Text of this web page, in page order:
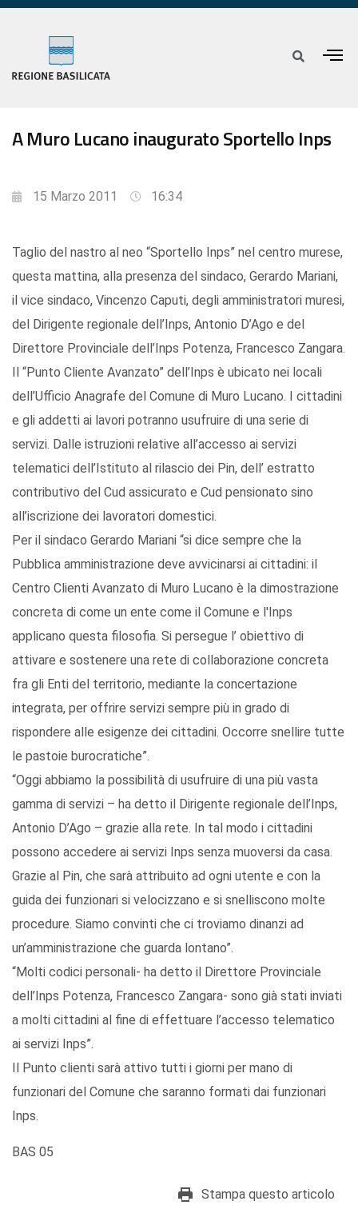
A Muro Lucano inaugurato Sportello Inps
15 Marzo 2011 16:34
Taglio del nastro al neo “Sportello Inps” nel centro murese,
questa mattina, alla presenza del sindaco, Gerardo Mariani,
il vice sindaco, Vincenzo Caputi, degli amministratori muresi,
del Dirigente regionale dell’Inps, Antonio D’Ago e del
Direttore Provinciale dell’Inps Potenza, Francesco Zangara.
Il “Punto Cliente Avanzato” dell’Inps è ubicato nei locali
dell’Ufficio Anagrafe del Comune di Muro Lucano. I cittadini
e gli addetti ai lavori potranno usufruire di una serie di
servizi. Dalle istruzioni relative all’accesso ai servizi
telematici dell’Istituto al rilascio dei Pin, dell’ estratto
contributivo del Cud assicurato e Cud pensionato sino
all’iscrizione dei lavoratori domestici.
Per il sindaco Gerardo Mariani “si dice sempre che la
Pubblica amministrazione deve avvicinarsi ai cittadini: il
Centro Clienti Avanzato di Muro Lucano è la dimostrazione
concreta di come un ente come il Comune e l'Inps
applicano questa filosofia. Si persegue l’ obiettivo di
attivare e sostenere una rete di collaborazione concreta
fra gli Enti del territorio, mediante la concertazione
integrata, per offrire servizi sempre più in grado di
rispondere alle esigenze dei cittadini. Occorre snellire tutte
le pastoie burocratiche”.
“Oggi abbiamo la possibilità di usufruire di una più vasta
gamma di servizi – ha detto il Dirigente regionale dell’Inps,
Antonio D’Ago – grazie alla rete. In tal modo i cittadini
possono accedere ai servizi Inps senza muoversi da casa.
Grazie al Pin, che sarà attribuito ad ogni utente e con la
guida dei funzionari si velocizzano e si snelliscono molte
procedure. Siamo convinti che ci troviamo dinanzi ad
un’amministrazione che guarda lontano”.
“Molti codici personali- ha detto il Direttore Provinciale
dell’Inps Potenza, Francesco Zangara- sono già stati inviati
a molti cittadini al fine di effettuare l’accesso telematico
ai servizi Inps”.
Il Punto clienti sarà attivo tutti i giorni per mano di
funzionari del Comune che saranno formati dai funzionari
Inps.
BAS 05
Stampa questo articolo